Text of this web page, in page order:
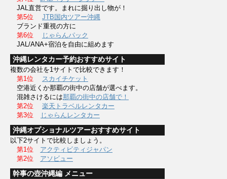
JAL直営です。まれに掘り出し物が！
第5位
JTB国内ツアー沖縄
ブランド重視の方に
第6位
じゃらんパック
JAL/ANA+宿泊を自由に組めます
沖縄レンタカー予約おすすめサイト
複数の会社を1サイトで比較できます！
第1位
スカイチケット
空港近くか那覇の街中の店舗が選べます。
混雑さけるには那覇の街中の店舗で！
第2位
楽天トラベルレンタカー
第3位
じゃらんレンタカー
沖縄オプショナルツアーおすすめサイト
以下2サイトで比較しましょう。
第1位
アクティビティジャパン
第2位
アソビュー
幹事の壺沖縄編 メニュー